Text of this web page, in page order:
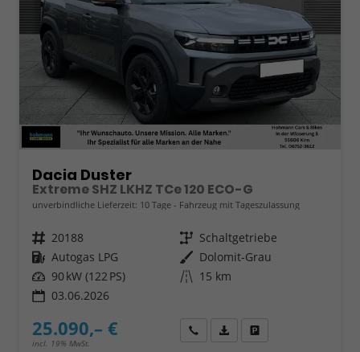
Dacia Duster
Extreme SHZ LKHZ TCe 120 ECO-G
unverbindliche Lieferzeit: 10 Tage Fahrzeug mit Tageszulassung
Fahrzeugnr. 20188 Getriebe Schaltgetriebe
Kraftstoff Autogas LPG Außenfarbe Dolomit-Grau
Leistung 90 kW (122 PS) Kilometerstand 15 km
03.06.2026
25.090,– €
incl. 19% MwSt.
Wir rufen Sie anFahrzeugexposé (PDF)